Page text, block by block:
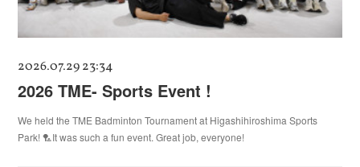
2026.07.29 23:34
2026 TME- Sports Event !
We held the TME Badminton Tournament at Higashihiroshima Sports
Park! 🏸It was such a fun event. Great job, everyone!